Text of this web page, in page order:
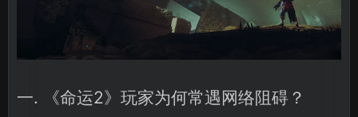
一. 《命运2》玩家为何常遇网络阻碍？